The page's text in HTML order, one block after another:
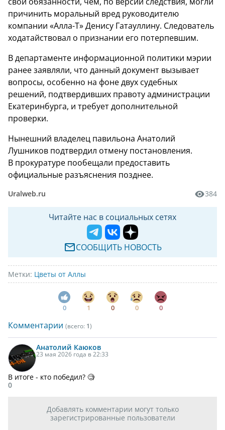
причинить моральный вред руководителю
компании «Алла-Т» Денису Гатауллину. Следователь
ходатайствовал о признании его потерпевшим.
В департаменте информационной политики мэрии
ранее заявляли, что данный документ вызывает
вопросы, особенно на фоне двух судебных
решений, подтвердивших правоту администрации
Екатеринбурга, и требует дополнительной
проверки.
Нынешний владелец павильона Анатолий
Лушников подтвердил отмену постановления.
В прокуратуре пообещали предоставить
официальные разъяснения позднее.
Uralweb.ru 384
Читайте нас в социальных сетях
СООБЩИТЬ НОВОСТЬ
Метки: Цветы от Аллы
0 1 0 0 0
Комментарии (всего: 1)
Анатолий Каюков
23 мая 2026 года в 22:33
В итоге - кто победил? 🧐
0
Добавлять комментарии могут только
зарегистрированные пользователи